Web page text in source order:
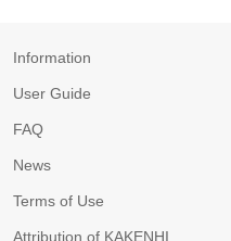
Information
User Guide
FAQ
News
Terms of Use
Attribution of KAKENHI